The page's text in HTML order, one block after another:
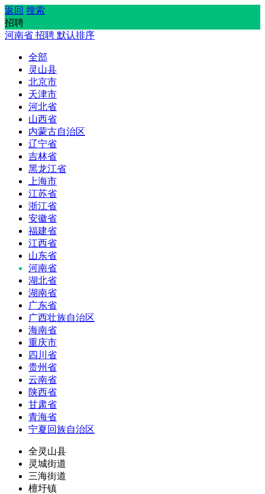
返回 搜索
招聘
河南省 招聘 默认排序
全部
灵山县
北京市
天津市
河北省
山西省
内蒙古自治区
辽宁省
吉林省
黑龙江省
上海市
江苏省
浙江省
安徽省
福建省
江西省
山东省
河南省
湖北省
湖南省
广东省
广西壮族自治区
海南省
重庆市
四川省
贵州省
云南省
陕西省
甘肃省
青海省
宁夏回族自治区
全灵山县
灵城街道
三海街道
檀圩镇